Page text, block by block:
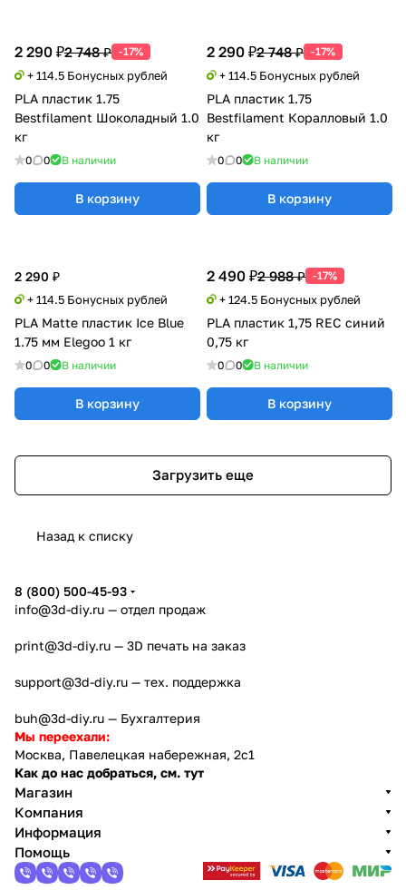
2 290 ₽2 748 ₽ -17%
+ 114.5 Бонусных рублей
PLA пластик 1.75
Bestfilament Шоколадный 1.0
кг
0 0 В наличии
В корзину
2 290 ₽2 748 ₽ -17%
+ 114.5 Бонусных рублей
PLA пластик 1.75
Bestfilament Коралловый 1.0
кг
0 0 В наличии
В корзину
2 290 ₽
+ 114.5 Бонусных рублей
PLA Matte пластик Ice Blue
1.75 мм Elegoo 1 кг
0 0 В наличии
В корзину
2 490 ₽2 988 ₽ -17%
+ 124.5 Бонусных рублей
PLA пластик 1,75 REC синий
0,75 кг
0 0 В наличии
В корзину
Загрузить еще
Назад к списку
8 (800) 500-45-93
info@3d-diy.ru — отдел продаж
print@3d-diy.ru — 3D печать на заказ
support@3d-diy.ru — тех. поддержка
buh@3d-diy.ru — Бухгалтерия
Мы переехали:
Москва, Павелецкая набережная, 2с1
Как до нас добраться, см. тут
Магазин
Компания
Информация
Помощь